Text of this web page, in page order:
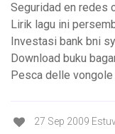
Seguridad en redes
Lirik lagu ini
Investasi bank bni
Download buku
Pesca delle vongole
27 Sep 2009